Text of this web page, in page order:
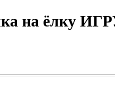
на ёлку